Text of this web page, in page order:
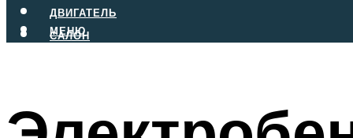
ДВИГАТЕЛЬ
САЛОН
МЕНЮ
МЕНЮ